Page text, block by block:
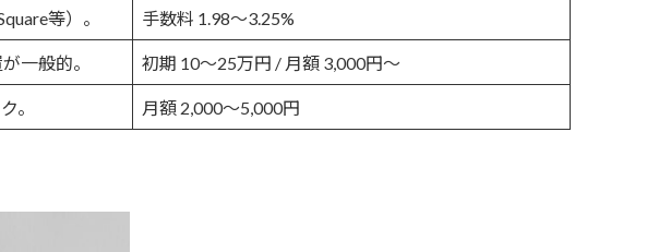
等）。 手数料 1.98〜3.25%
一般的。 初期 10〜25万円 / 月額 3,000円〜
。 月額 2,000〜5,000円